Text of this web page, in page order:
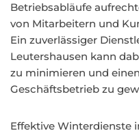
Betriebsabläufe
von Mitarbeitern und
Ein zuverlässiger
Leutershausen kann
zu minimieren und
Geschäftsbetrieb zu
Effektive Winterdienste